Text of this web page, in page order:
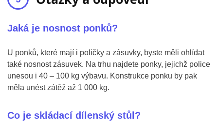
Jaká je nosnost ponků?
U ponků, které mají i poličky a zásuvky, byste měli ohlídat
také nosnost zásuvek. Na trhu najdete ponky, jejichž police
unesou i 40 – 100 kg výbavu. Konstrukce ponku by pak
měla unést zátěž až 1 000 kg.
Co je skládací dílenský stůl?